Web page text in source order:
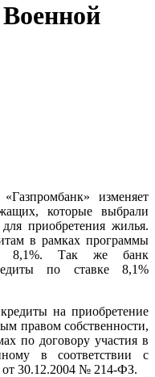
изменяет
которые выбрали
приобретения жилья.
в рамках программы
8,1%. Так же банк
по ставке 8,1%
на приобретение
правом собственности,
по договору участия в
в соответствии с
от 30.12.2004 № 214-ФЗ.